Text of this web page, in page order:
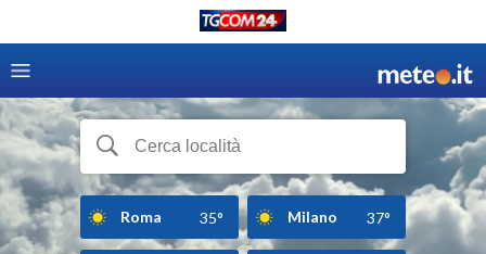
Roma 35° Milano 37°